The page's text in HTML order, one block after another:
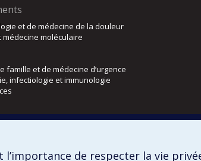
et de médecine de la douleur
médecine moléculaire
famille et de médecine d’urgence
infectiologie et immunologie
et audiologie
l’importance de respecter la vie